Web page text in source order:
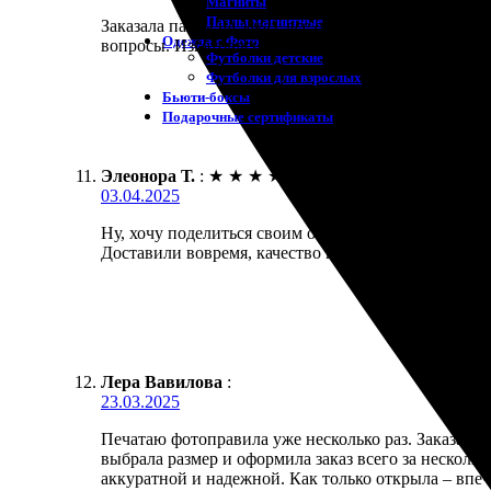
Пазлы магнитные
Одежда с Фото
Футболки детские
Футболки для взрослых
Бьюти-боксы
Подарочные сертификаты
Заказала пазлы на заказ, все очень удобно. Сайт
вопросы. Изготовление прошло быстро, доставили
Элеонора Т. : ★ ★ ★ ★
03.04.2025
Ну, хочу поделиться своим опытом. Зашла на
Доставили вовремя, качество на высоте. Приятно
Лера Вавилова :
23.03.2025
Печатаю фотоправила уже несколько раз.
выбрала размер и оформила заказ всего за
аккуратной и надежной. Как только открыла –